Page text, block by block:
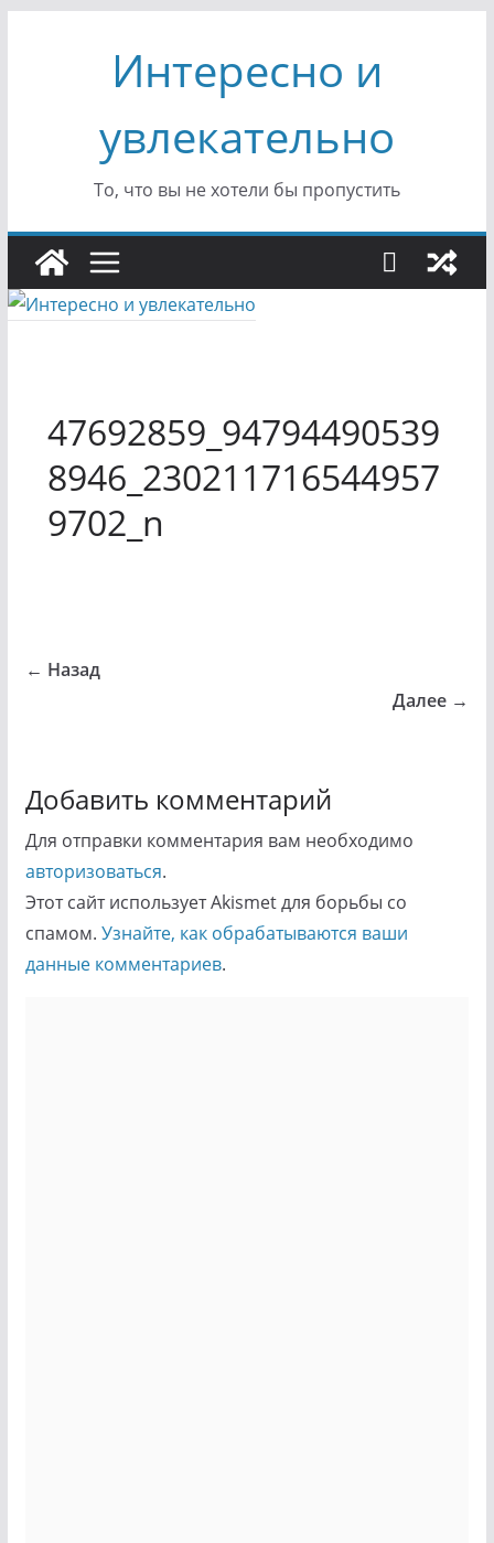
содержимомуИнтересно и
увлекательно
То, что вы не хотели бы пропустить
47692859_94794490539
8946_230211716544957
9702_n
← Назад
Далее →
Добавить комментарий
Для отправки комментария вам необходимо
авторизоваться.
Этот сайт использует Akismet для борьбы со
спамом. Узнайте, как обрабатываются ваши
данные комментариев.